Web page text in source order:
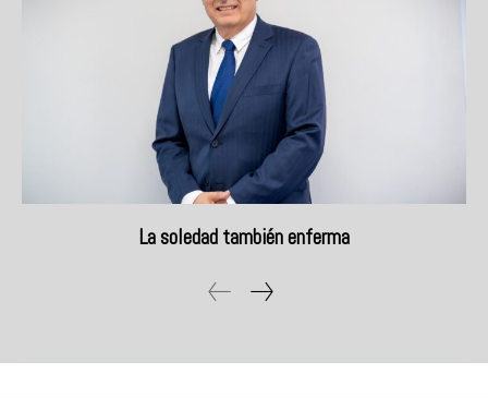
La soledad también enferma